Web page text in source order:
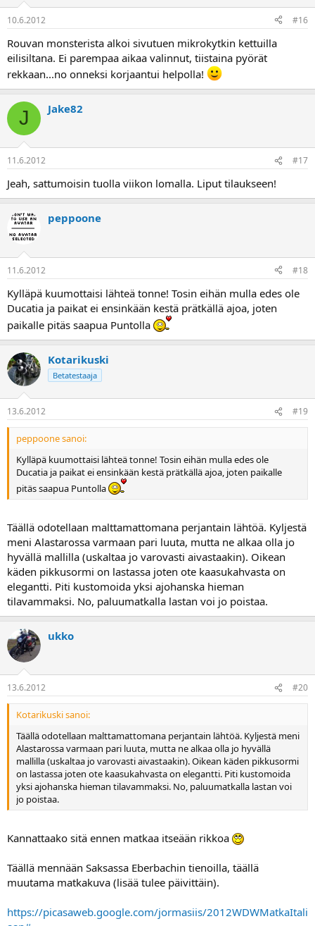
10.6.2012 #16
Rouvan monsterista alkoi sivutuen mikrokytkin kettuilla
eilisiltana. Ei parempaa aikaa valinnut, tiistaina pyörät
rekkaan...no onneksi korjaantui helpolla!
J Jake82
11.6.2012 #17
Jeah, sattumoisin tuolla viikon lomalla. Liput tilaukseen!
peppoone
11.6.2012 #18
Kylläpä kuumottaisi lähteä tonne! Tosin eihän mulla edes ole
Ducatia ja paikat ei ensinkään kestä prätkällä ajoa, joten
paikalle pitäs saapua Puntolla
Kotarikuski
Betatestaaja
13.6.2012 #19
peppoone sanoi:
Kylläpä kuumottaisi lähteä tonne! Tosin eihän mulla edes ole
Ducatia ja paikat ei ensinkään kestä prätkällä ajoa, joten paikalle
pitäs saapua Puntolla
Täällä odotellaan malttamattomana perjantain lähtöä. Kyljestä
meni Alastarossa varmaan pari luuta, mutta ne alkaa olla jo
hyvällä mallilla (uskaltaa jo varovasti aivastaakin). Oikean
käden pikkusormi on lastassa joten ote kaasukahvasta on
elegantti. Piti kustomoida yksi ajohanska hieman
tilavammaksi. No, paluumatkalla lastan voi jo poistaa.
ukko
13.6.2012 #20
Kotarikuski sanoi:
Täällä odotellaan malttamattomana perjantain lähtöä. Kyljestä meni
Alastarossa varmaan pari luuta, mutta ne alkaa olla jo hyvällä
mallilla (uskaltaa jo varovasti aivastaakin). Oikean käden pikkusormi
on lastassa joten ote kaasukahvasta on elegantti. Piti kustomoida
yksi ajohanska hieman tilavammaksi. No, paluumatkalla lastan voi
jo poistaa.
Kannattaako sitä ennen matkaa itseään rikkoa
Täällä mennään Saksassa Eberbachin tienoilla, täällä
muutama matkakuva (lisää tulee päivittäin).
https://picasaweb.google.com/jormasiis/2012WDWMatkaItali